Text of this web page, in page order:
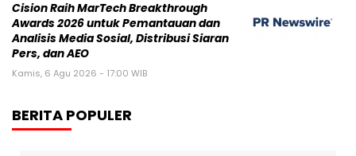
Cision Raih MarTech Breakthrough
Awards 2026 untuk Pemantauan dan
Analisis Media Sosial, Distribusi Siaran
Pers, dan AEO
Kamis, 6 Agu 2026 - 17:00 WIB
BERITA POPULER